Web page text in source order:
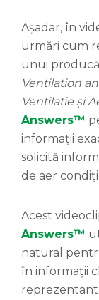
Așadar, în
urmări cum
unui
Ventilation
Ventilație și
Answers™
informații
solicită
de aer
Acest
Answers™
natural
în informații